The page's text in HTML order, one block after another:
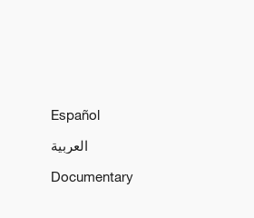
Español
العربية
Documentary